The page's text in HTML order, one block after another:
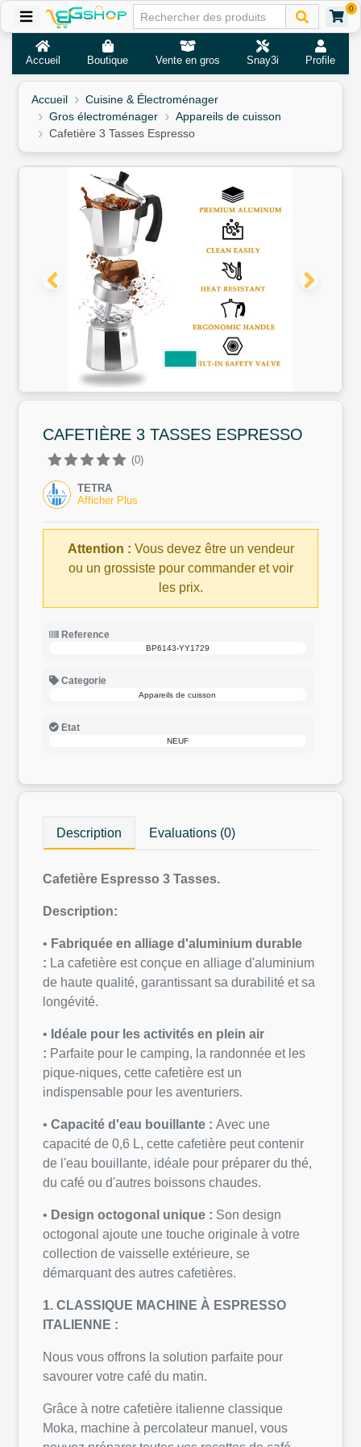
0
Accueil Boutique Vente en gros Snay3i Profile
Accueil
Cuisine & Électroménager
Gros électroménager
Appareils de cuisson
Cafetière 3 Tasses Espresso
CAFETIÈRE 3 TASSES ESPRESSO
(0)
TETRA
Afficher Plus
Attention : Vous devez être un vendeur
ou un grossiste pour commander et voir
les prix.
Reference
BP6143-YY1729
Categorie
Appareils de cuisson
Etat
NEUF
Description Evaluations (0)
Cafetière Espresso 3 Tasses.
Description:
• Fabriquée en alliage d'aluminium durable
: La cafetière est conçue en alliage d'aluminium
de haute qualité, garantissant sa durabilité et sa
longévité.
• Idéale pour les activités en plein air
: Parfaite pour le camping, la randonnée et les
pique-niques, cette cafetière est un
indispensable pour les aventuriers.
• Capacité d'eau bouillante : Avec une
capacité de 0,6 L, cette cafetière peut contenir
de l'eau bouillante, idéale pour préparer du thé,
du café ou d'autres boissons chaudes.
• Design octogonal unique : Son design
octogonal ajoute une touche originale à votre
collection de vaisselle extérieure, se
démarquant des autres cafetières.
1. CLASSIQUE MACHINE À ESPRESSO
ITALIENNE :
Nous vous offrons la solution parfaite pour
savourer votre café du matin.
Grâce à notre cafetière italienne classique
Moka, machine à percolateur manuel, vous